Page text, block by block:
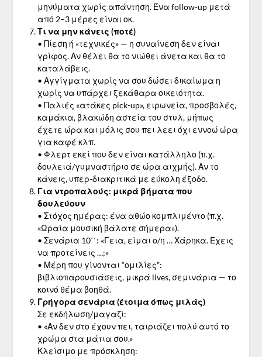
μηνύματα χωρίς απάντηση. Ένα follow-up μετά
από 2–3 μέρες είναι οκ.
Τι να μην κάνεις (ποτέ)
• Πίεση ή «τεχνικές» — η συναίνεση δεν είναι
γρίφος. Αν θέλει θα το νιώθει άνετα και θα το
καταλάβεις.
• Αγγίγματα χωρίς να σου δώσει δικαίωμα η
χωρίς να υπάρχει ξεκάθαρα οικειότητα.
• Παλιές «ατάκες pick-up», ειρωνεία, προσβολές,
καμάκια, βλακώδη αστεία του στυλ, μήπως
έχετε ώρα και μόλις σου πει λεει όχι εννοώ ώρα
για καφέ κλπ.
• Φλερτ εκεί που δεν είναι κατάλληλο (π.χ.
δουλειά/γυμναστήριο σε ώρα αιχμής). Αν το
κάνεις, υπερ-διακριτικά με εύκολη έξοδο.
Για ντροπαλούς: μικρά βήματα που
δουλεύουν
• Στόχος ημέρας: ένα αθώο κομπλιμέντο (π.χ.
«Ωραία μουσική βάλατε σήμερα»).
• Σενάρια 10΄΄: «Γεια, είμαι ο/η … Χάρηκα. Έχεις
να προτείνεις …;»
• Μέρη που γίνονται “ομιλίες”:
βιβλιοπαρουσιάσεις, μικρά lives, σεμινάρια — το
κοινό θέμα βοηθά.
Γρήγορα σενάρια (έτοιμα όπως μιλάς)
Σε εκδήλωση/μαγαζί:
• «Αν δεν στο έχουν πει, ταιριάζει πολύ αυτό το
χρώμα στα μάτια σου.»
Κλείσιμο με πρόσκληση: